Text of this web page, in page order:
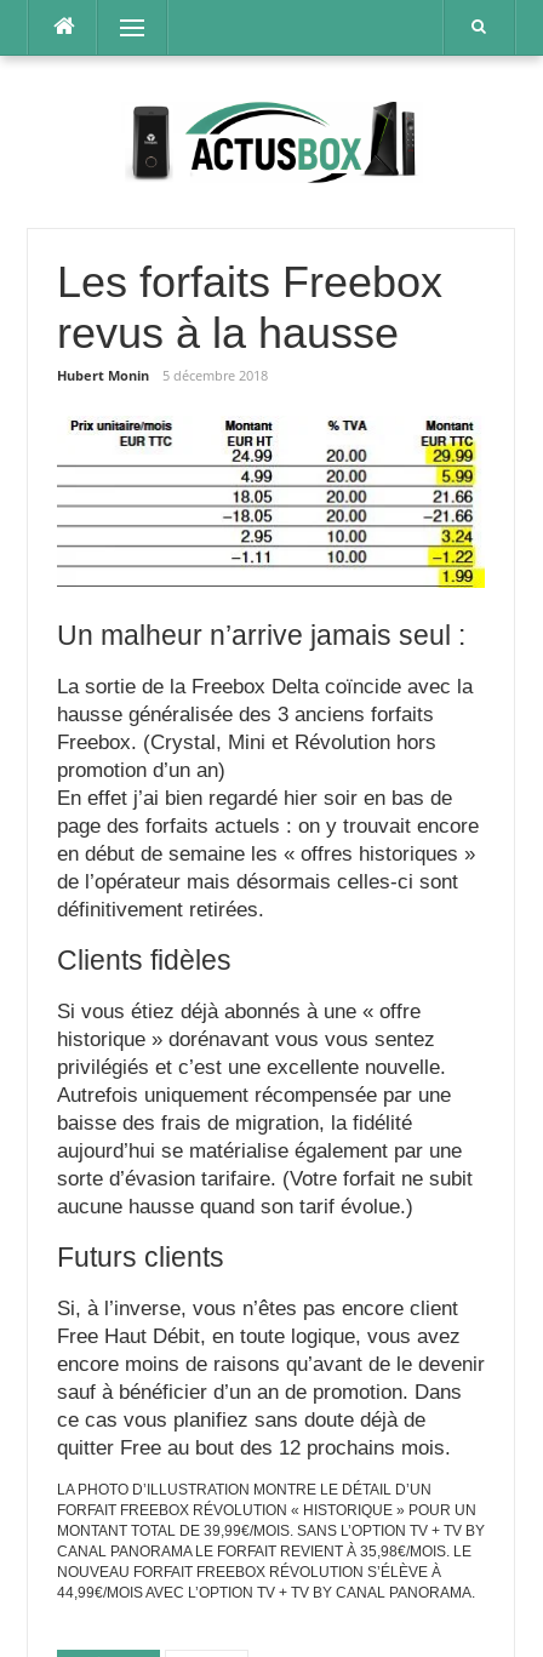
contenu
Menu
Les forfaits Freebox
revus à la hausse
Hubert Monin 5 décembre 2018
Un malheur n’arrive jamais seul :
La sortie de la Freebox Delta coïncide avec la
hausse généralisée des 3 anciens forfaits
Freebox. (Crystal, Mini et Révolutionhors
promotion d’un an)
En effet j’ai bien regardé hier soir en bas de
page des forfaits actuels : on y trouvait encore
en début de semaine les « offres historiques »
de l’opérateur mais désormais celles-ci sont
définitivement retirées.
Clients fidèles
Si vous étiez déjà abonnés à une « offre
historique » dorénavant vous vous sentez
privilégiés et c’est une excellente nouvelle.
Autrefois uniquement récompensée par une
baisse des frais de migration, la fidélité
aujourd’hui se matérialise également par une
sorte d’évasion tarifaire. (Votre forfait ne subit
aucune hausse quand son tarif évolue.)
Futurs clients
Si, à l’inverse, vous n’êtes pas encore client
Free Haut Débit, en toute logique, vous avez
encore moins de raisons qu’avant de le devenir
sauf à bénéficier d’un an de promotion. Dans
ce cas vous planifiez sans doute déjà de
quitter Free au bout des 12 prochains mois.
LA PHOTO D’ILLUSTRATION MONTRE LE DÉTAIL D’UN
FORFAIT FREEBOX RÉVOLUTION « HISTORIQUE » POUR UN
MONTANT TOTAL DE 39,99€/MOIS. SANS L’OPTION TV + TV BY
CANAL PANORAMA LE FORFAIT REVIENT À 35,98€/MOIS. LE
NOUVEAU FORFAIT FREEBOX RÉVOLUTION S’ÉLÈVE À
44,99€/MOIS AVEC L’OPTION TV + TV BY CANAL PANORAMA.